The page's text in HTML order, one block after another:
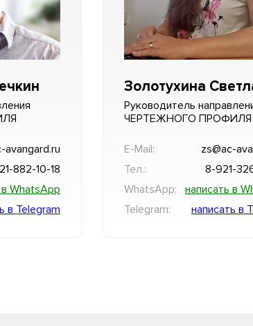
avangard.ru
882-10-18
WhatsApp
в Telegram
Золотухина
Руководитель
ЧЕРТЕЖНОГО ПРОФИЛЯ
E-Mail:
zs@ac-
Тел.:
8-921-
WhatsApp:
написать в
Telegram:
написать в